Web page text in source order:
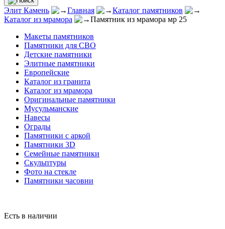
Элит Камень Главная
Каталог памятников
Каталог из мрамора
Памятник из мрамора мр 25
Макеты памятников
Памятники для СВО
Детские памятники
Элитные памятники
Европейские
Каталог из гранита
Каталог из мрамора
Оригинальные памятники
Мусульманские
Навесы
Ограды
Памятники с аркой
Памятники 3D
Семейные памятники
Скульптуры
Фото на стекле
Памятники часовни
Есть в наличии